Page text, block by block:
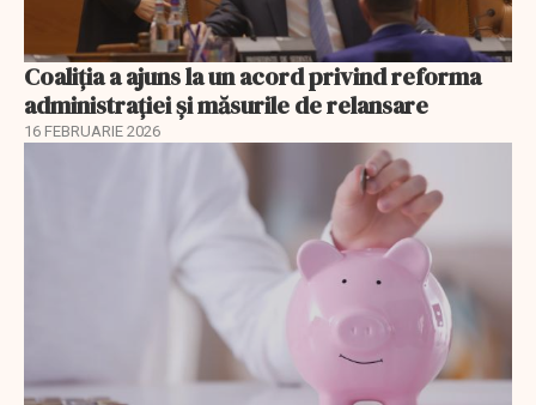
Coaliția a ajuns la un acord privind reforma
administrației și măsurile de relansare
16 FEBRUARIE 2026